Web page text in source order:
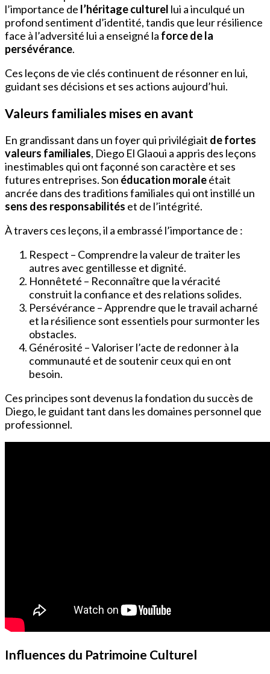
l’importance de l’héritage culturel lui a inculqué un
profond sentiment d’identité, tandis que leur résilience
face à l’adversité lui a enseigné la force de la
persévérance.
Ces leçons de vie clés continuent de résonner en lui,
guidant ses décisions et ses actions aujourd’hui.
Valeurs familiales mises en avant
En grandissant dans un foyer qui privilégiait de fortes
valeurs familiales, Diego El Glaoui a appris des leçons
inestimables qui ont façonné son caractère et ses
futures entreprises. Son éducation moraleétait
ancrée dans des traditions familiales qui ont instillé un
sens des responsabilités et de l’intégrité.
À travers ces leçons, il a embrassé l’importance de :
Respect – Comprendre la valeur de traiter les
autres avec gentillesse et dignité.
Honnêteté – Reconnaître que la véracité
construit la confiance et des relations solides.
Persévérance – Apprendre que le travail acharné
et la résilience sont essentiels pour surmonter les
obstacles.
Générosité – Valoriser l’acte de redonner à la
communauté et de soutenir ceux qui en ont
besoin.
Ces principes sont devenus la fondation du succès de
Diego, le guidant tant dans les domaines personnel que
professionnel.
Influences du Patrimoine Culturel